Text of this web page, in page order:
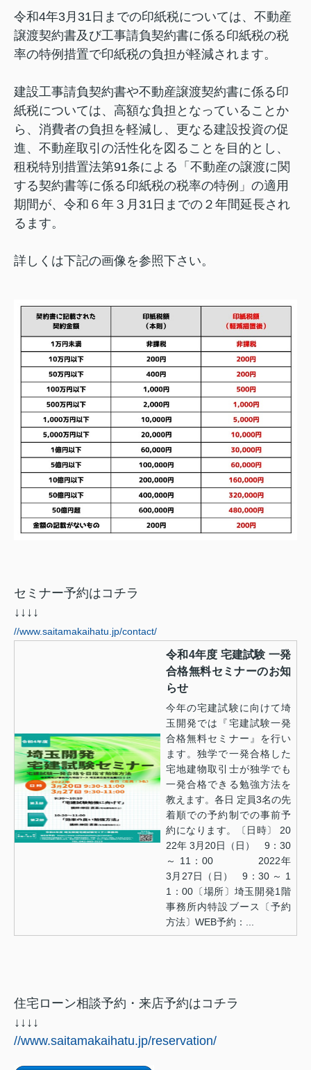
令和4年3月31日までの印紙税については、不動産
譲渡契約書及び工事請負契約書に係る印紙税の税
率の特例措置で印紙税の負担が軽減されます。
建設工事請負契約書や不動産譲渡契約書に係る印
紙税については、高額な負担となっていることか
ら、消費者の負担を軽減し、更なる建設投資の促
進、不動産取引の活性化を図ることを目的とし、
租税特別措置法第91条による「不動産の譲渡に関
する契約書等に係る印紙税の税率の特例」の適用
期間が、令和６年３月31日までの２年間延長され
るます。
詳しくは下記の画像を参照下さい。
セミナー予約はコチラ
↓↓↓↓
//www.saitamakaihatu.jp/contact/
令和4年度 宅建試験 一発
合格無料セミナーのお知
らせ
今年の宅建試験に向けて埼
玉開発では『宅建試験一発
合格無料セミナー』を行い
ます。独学で一発合格した
宅地建物取引士が独学でも
一発合格できる勉強方法を
教えます。各日 定員3名の先
着順での予約制での事前予
約になります。〔日時〕 20
22年 3月20日（日） 9：30
～ 11：00 2022年
3月27日（日） 9：30 ～ 1
1：00〔場所〕埼玉開発1階
事務所内特設ブース〔予約
方法〕WEB予約：...
住宅ローン相談予約・来店予約はコチラ
↓↓↓↓
//www.saitamakaihatu.jp/reservation/